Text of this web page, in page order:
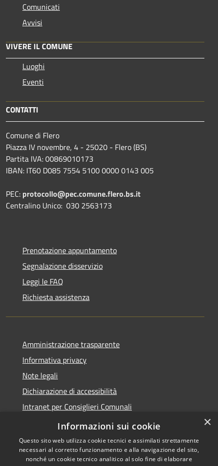
Comunicati
Avvisi
VIVERE IL COMUNE
Luoghi
Eventi
CONTATTI
Comune di Flero
Piazza IV novembre, 4 - 25020 - Flero (BS)
Partita IVA: 00869010173
IBAN: IT60 D085 7554 5100 0000 0143 005
PEC: protocollo@pec.comune.flero.bs.it
Centralino Unico: 030 2563173
Prenotazione appuntamento
Segnalazione disservizio
Leggi le FAQ
Richiesta assistenza
Amministrazione trasparente
Informativa privacy
Note legali
Dichiarazione di accessibilità
Intranet per Consiglieri Comunali
Codice Univoco Fatturazione Elettronica
×
Informazioni sui cookie
Questo sito web utilizza cookie tecnici e assimilati strettamente
necessari al corretto funzionamento e alla navigazione del sito,
nonché un cookie tecnico analitico al solo fine di elaborare